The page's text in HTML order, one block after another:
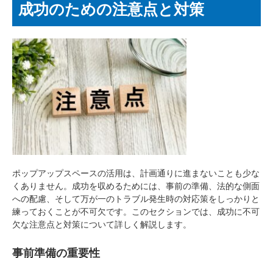
成功のための注意点と対策
ポップアップスペースの活用は、計画通りに進まないことも少な
くありません。成功を収めるためには、事前の準備、法的な側面
への配慮、そして万が一のトラブル発生時の対応策をしっかりと
練っておくことが不可欠です。このセクションでは、成功に不可
欠な注意点と対策について詳しく解説します。
事前準備の重要性